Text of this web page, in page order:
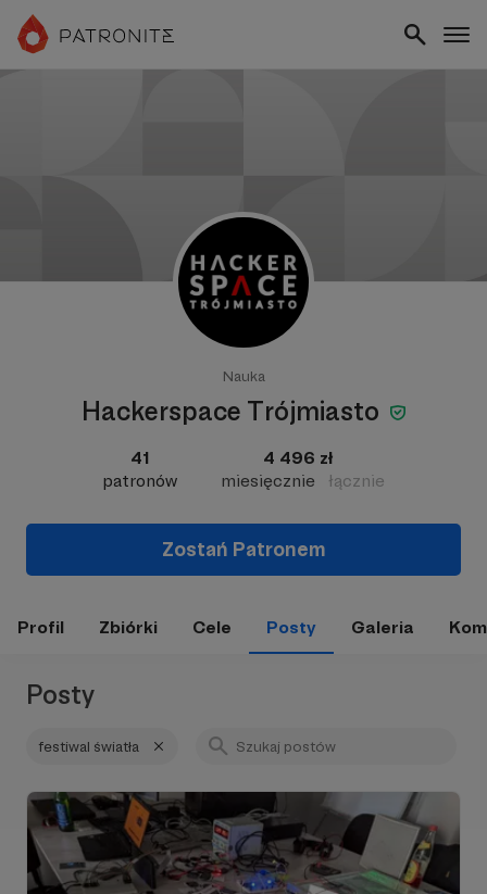
Nauka
Hackerspace Trójmiasto
41
patronów
4 496 zł
miesięcznie
łącznie
Zostań Patronem
Profil Zbiórki Cele Posty Galeria
Posty
festiwal światła